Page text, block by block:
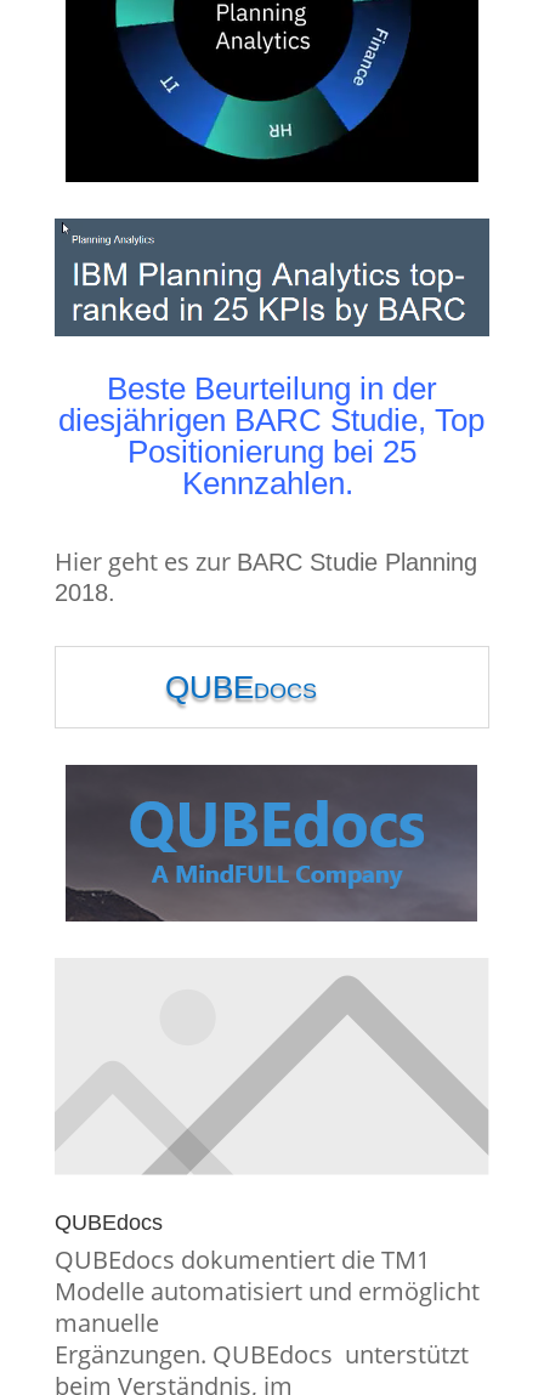
Beste Beurteilung in der
diesjährigen BARC Studie, Top
Positionierung bei 25
Kennzahlen.
Hier geht es zur BARC Studie Planning
2018.
QUBEdocs
QUBEdocs
QUBEdocs dokumentiert die TM1
Modelle automatisiert und ermöglicht
manuelle
Ergänzungen. QUBEdocs unterstützt
beim Verständnis, im